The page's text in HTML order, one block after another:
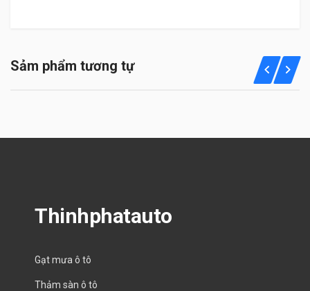
Sảm phẩm tương tự
Thinhphatauto
Gạt mưa ô tô
Thảm sàn ô tô